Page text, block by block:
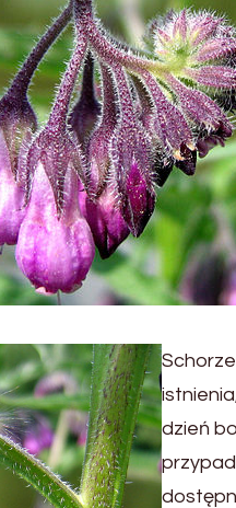
dzień